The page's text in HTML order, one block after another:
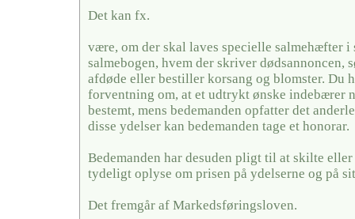
Det kan fx.
være, om der skal laves specielle salmehæfter i
salmebogen, hvem der skriver
afdøde eller bestiller korsang og blomster. Du
forventning om, at et udtrykt ønske indebærer
bestemt, mens bedemanden opfatter det
disse ydelser kan bedemanden tage et honorar.
Bedemanden har desuden pligt til at skilte eller
tydeligt oplyse om prisen på ydelserne og på
Det fremgår af Markedsføringsloven.